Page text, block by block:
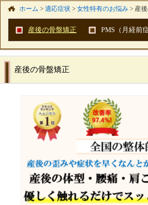
ホーム > 適応症状 > 女性特有のお悩み > 産
産後の骨盤矯正 PMS（月経前
産後の骨盤矯正